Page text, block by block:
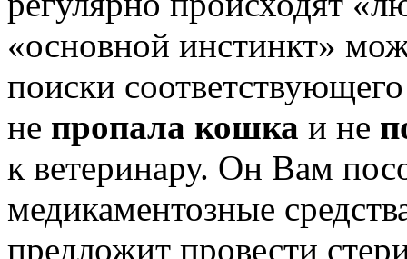
«основной инстинкт»
поиски
не пропала кошка и не
к ветеринару. Он Вам
медикаментозные
предложит провести